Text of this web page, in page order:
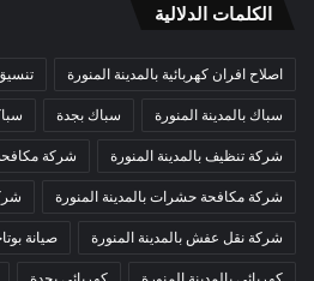
الكلمات الدلالية
اصلاح افران كهربائية بالمدينة المنورة
سباك بالمدينة المنورة سباك بجدة
شركة تنظيف بالمدينة المنورة شركة مكافحة
شركة مكافحة حشرات بالمدينة المنورة
شركة نقل عفش بالمدينة المنورة صيانة